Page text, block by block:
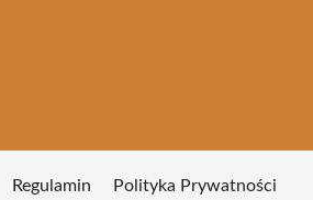
Regulamin Polityka Prywatności